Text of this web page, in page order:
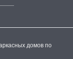
домов по